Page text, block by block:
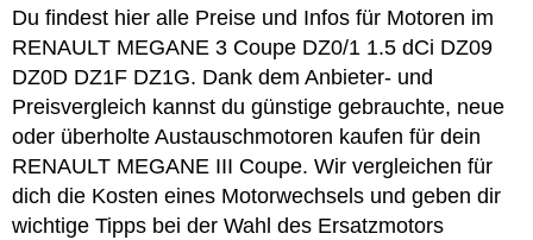
Du findest hier alle Preise und Infos für Motoren im
RENAULT MEGANE 3 Coupe DZ0/1 1.5 dCi DZ09
DZ0D DZ1F DZ1G. Dank dem Anbieter- und
Preisvergleich kannst du günstige gebrauchte, neue
oder überholte Austauschmotoren kaufen für dein
RENAULT MEGANE III Coupe. Wir vergleichen für
dich die Kosten eines Motorwechsels und geben dir
wichtige Tipps bei der Wahl des Ersatzmotors